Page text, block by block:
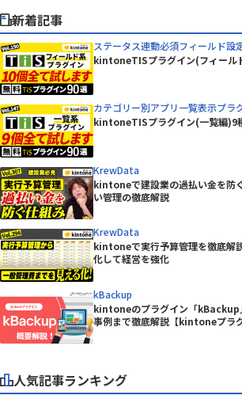
新着記事
ステータス連動必須フィールド設
kintoneTISプラグイン(フィール
カテゴリー別アプリ一覧表示プラ
kintoneTISプラグイン(一覧編)9
KrewData
kintoneで建設業の過払い金を防
い管理の徹底解説
KrewData
kintoneで実行予算管理を徹底解
化して経営を強化
kBackup
kintoneのプラグイン「kBackup
事例まで徹底解説【kintoneプラグ
人気記事ランキング